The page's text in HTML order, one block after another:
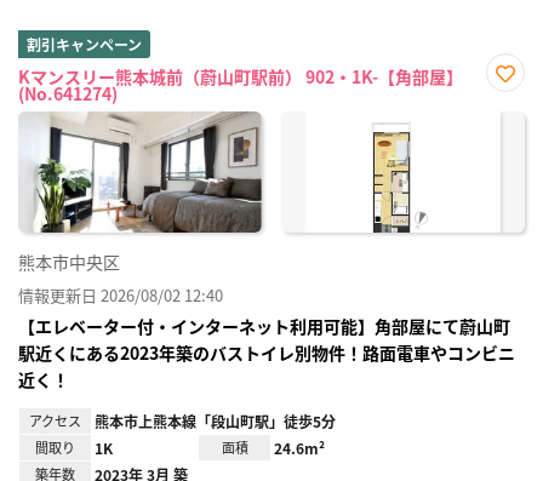
割引キャンペーン
Kマンスリー熊本城前（蔚山町駅前） 902・1K-【角部屋】
(No.641274)
に入
熊本市中央区
情報更新日 2026/08/02 12:40
【エレベーター付・インターネット利用可能】角部屋にて蔚山町
駅近くにある2023年築のバストイレ別物件！路面電車やコンビニ
近く！
アクセス 熊本市上熊本線「段山町駅」徒歩5分
間取り 1K 面積 24.6m²
築年数 2023年 3月 築